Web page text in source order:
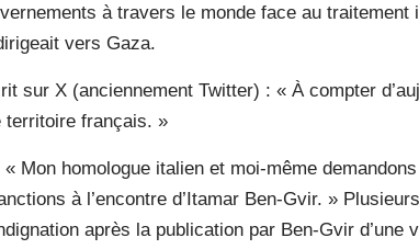
à travers le monde face au
vers Gaza.
sur X (anciennement Twitter) : « À compter
territoire français. »
Mon homologue italien et moi-même
à l’encontre d’Itamar Ben-Gvir. »
après la publication par Ben-Gvir d’une